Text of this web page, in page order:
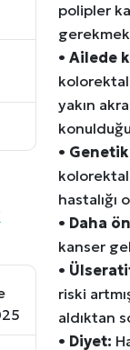
polipler
• Ailede
kolorektal
yakın
•
kolorektal
hastalığı
• Daha
kanser
•
riski
aldıktan
• Diyet: